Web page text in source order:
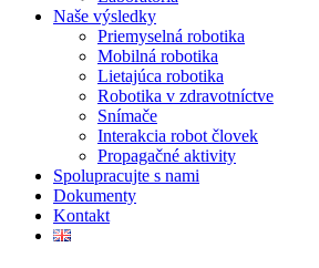
Naše výsledky
Priemyselná robotika
Mobilná robotika
Lietajúca robotika
Robotika v zdravotníctve
Snímače
Interakcia robot človek
Propagačné aktivity
Spolupracujte s nami
Dokumenty
Kontakt